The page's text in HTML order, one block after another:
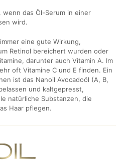
wenn das Öl-Serum in einer
wird.
eine gute Wirkung,
Retinol bereichert wurden oder
darunter auch Vitamin A. Im
oft Vitamine C und E finden. Ein
ist das Nanoil Avocadoöl (A, B,
und kaltgepresst,
natürliche Substanzen, die
Haar pflegen.